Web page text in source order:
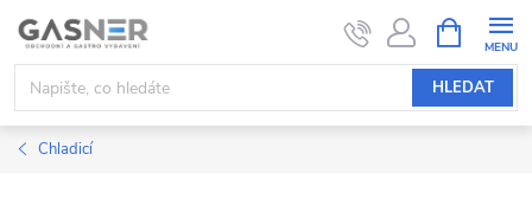
Přejít
obsah
HLEDAT
NÁKUPNÍ
KOŠÍK
Chladicí